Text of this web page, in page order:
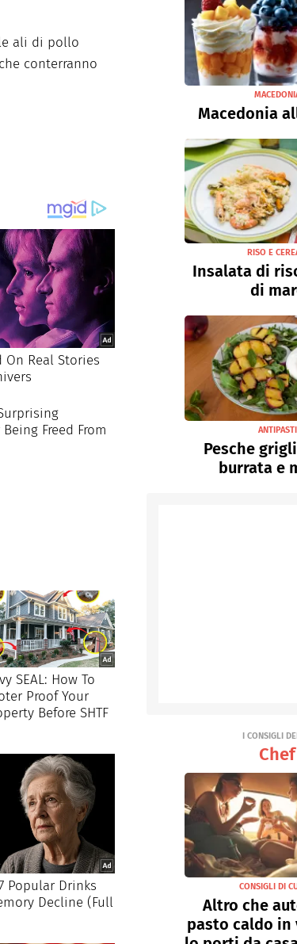
ali di pollo
conterranno
Macedonia
RISO E
Insalata di
di
ANTIPASTI
Pesche
burrata e
I CONSIGLI
Chef
CONSIGLI DI
Altro che
pasto caldo in